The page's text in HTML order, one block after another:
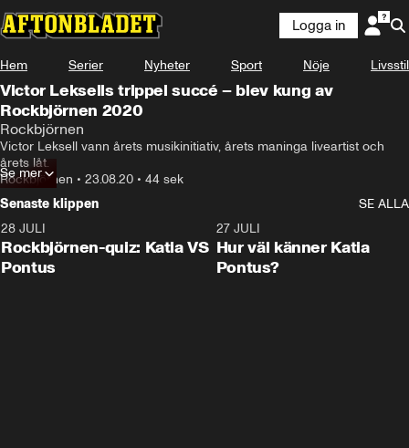
Logga in
Hem Serier Nyheter Sport Nöje Livsstil
Victor Leksells trippel succé – blev kung av
Rockbjörnen 2020
Rockbjörnen
Victor Leksell vann årets musikinitiativ, årets maninga liveartist och
årets låt.
Rockbjörnen • 23.08.20 • 44 sek
Se mer
Senaste klippen
SE ALLA
28 JULI
Rockbjörnen-quiz: Katia VS
Pontus
27 JULI
Hur väl känner Katia
Pontus?